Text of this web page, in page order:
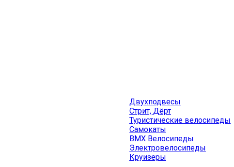
Двухподвесы
Стрит, Дёрт
Туристические велосипеды
Самокаты
BMX Велосипеды
Электровелосипеды
Круизеры